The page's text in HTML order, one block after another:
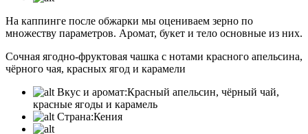
На каппинге после обжарки мы оцениваем зерно по
множеству параметров. Аромат, букет и тело основные из них.
Сочная ягодно-фруктовая чашка с нотами красного апельсина,
чёрного чая, красных ягод и карамели
Вкус и аромат:Красный апельсин, чёрный чай,
красные ягоды и карамель
Страна:Кения